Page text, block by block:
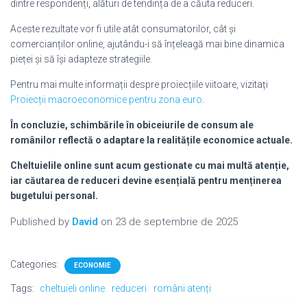
dintre respondenți, alături de tendința de a căuta reduceri.
Aceste rezultate vor fi utile atât consumatorilor, cât și
comercianților online, ajutându-i să înțeleagă mai bine dinamica
pieței și să își adapteze strategiile.
Pentru mai multe informații despre proiecțiile viitoare, vizitați
Proiecții macroeconomice pentru zona euro
În concluzie, schimbările în obiceiurile de consum ale
românilor reflectă o adaptare la realitățile economice actuale.
Cheltuielile online sunt acum gestionate cu mai multă atenție,
iar căutarea de reduceri devine esențială pentru menținerea
bugetului personal.
Published by David on 23 de septembrie de 2025
Categories: ECONOMIE
Tags: cheltuieli online reduceri români atenți